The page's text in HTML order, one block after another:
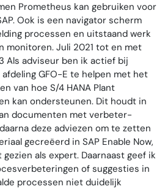
Prometheus kan gebruiken voor
Ook is een navigator scherm
processen en uitstaand werk
monitoren. Juli 2021 tot en met
Als adviseur ben ik actief bij
afdeling GFO-E te helpen met het
van hoe S/4 HANA Plant
kan ondersteunen. Dit houdt in
documenten met verbeter-
deze adviezen om te zetten
gecreëerd in SAP Enable Now,
als expert. Daarnaast geef ik
of suggesties in
processen niet duidelijk